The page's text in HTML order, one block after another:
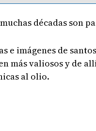
décadas son
e imágenes de
más valiosos y de
al olio.